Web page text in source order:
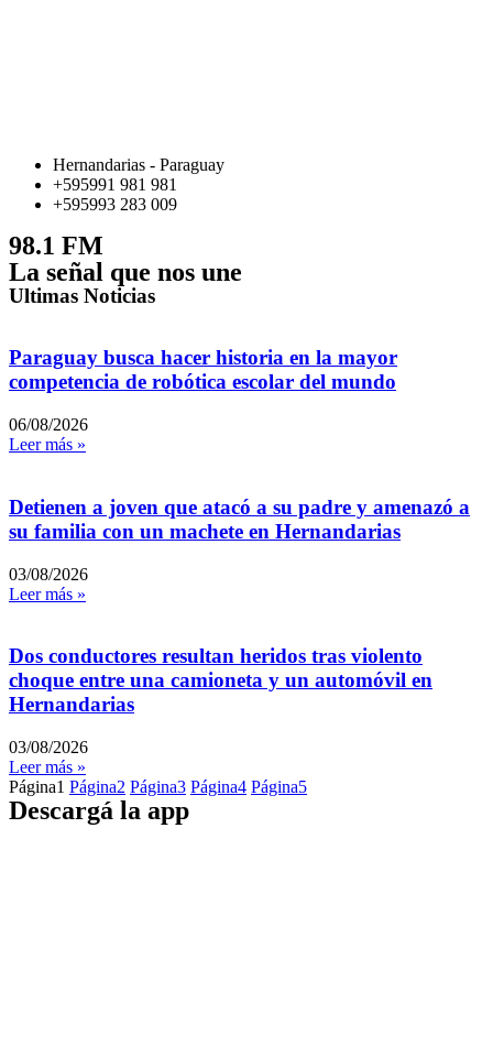
Hernandarias - Paraguay
+595991 981 981
+595993 283 009
98.1 FM
La señal que nos une
Ultimas Noticias
Paraguay busca hacer historia en la mayor
competencia de robótica escolar del mundo
06/08/2026
Leer más »
Detienen a joven que atacó a su padre y amenazó a
su familia con un machete en Hernandarias
03/08/2026
Leer más »
Dos conductores resultan heridos tras violento
choque entre una camioneta y un automóvil en
Hernandarias
03/08/2026
Leer más »
Página1 Página2 Página3 Página4 Página5
Descargá la app